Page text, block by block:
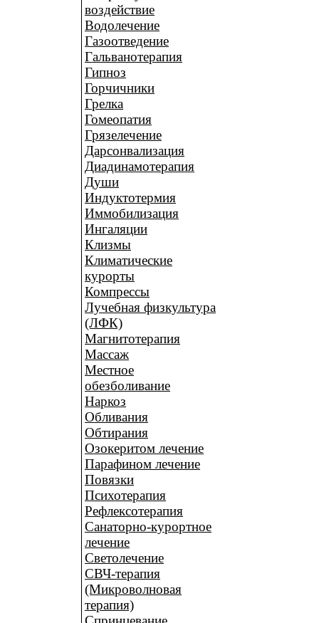
воздействие
Водолечение
Газоотведение
Гальванотерапия
Гипноз
Горчичники
Грелка
Гомеопатия
Грязелечение
Дарсонвализация
Диадинамотерапия
Души
Индуктотермия
Иммобилизация
Ингаляции
Клизмы
Климатические
курорты
Компрессы
Лучебная физкультура
(ЛФК)
Магнитотерапия
Массаж
Местное
обезболивание
Наркоз
Обливания
Обтирания
Озокеритом лечение
Парафином лечение
Повязки
Психотерапия
Рефлексотерапия
Санаторно-курортное
лечение
Светолечение
СВЧ-терапия
(Микроволновая
терапия)